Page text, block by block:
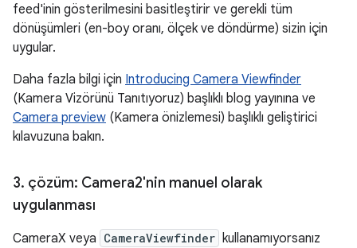
feed'inin gösterilmesini basitleştirir ve gerekli tüm
dönüşümleri (en-boy oranı, ölçek ve döndürme) sizin için
uygular.
Daha fazla bilgi için Introducing Camera Viewfinder
(Kamera Vizörünü Tanıtıyoruz) başlıklı blog yayınına ve
Camera preview (Kamera önizlemesi) başlıklı geliştirici
kılavuzuna bakın.
3. çözüm: Camera2'nin manuel olarak
uygulanması
CameraX veya CameraViewfinder kullanamıyorsanız